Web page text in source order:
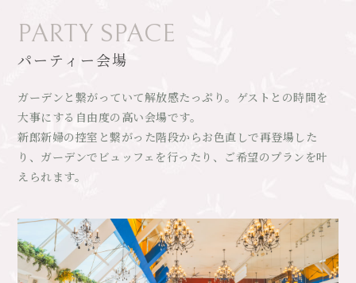
PARTY SPACE
パーティー会場
ガーデンと繋がっていて解放感たっぷり。ゲストとの時間を
大事にする自由度の高い会場です。
新郎新婦の控室と繋がった階段からお色直しで再登場した
り、ガーデンでビュッフェを行ったり、ご希望のプランを叶
えられます。